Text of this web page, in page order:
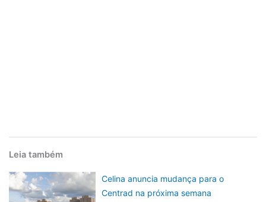
Leia também
Celina anuncia mudança para o
Centrad na próxima semana